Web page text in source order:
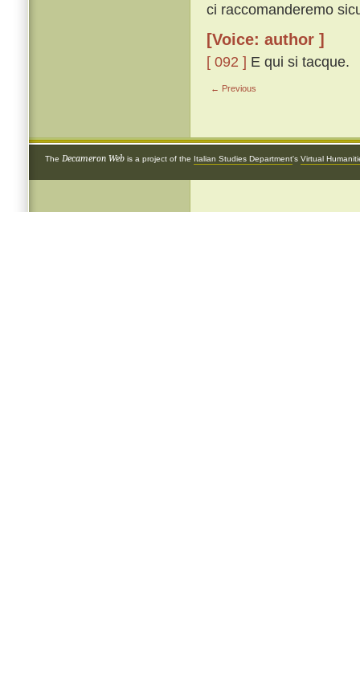
ci raccomanderemo
[Voice: author ]
[ 092 ] E qui si tacque.
← Previous
The Decameron Web is a project of the Italian Studies Department's Virtual